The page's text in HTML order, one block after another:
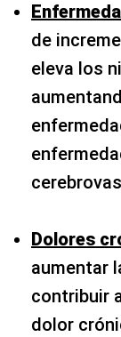
de
eleva los
Dolores
aumentar
contribuir
dolor